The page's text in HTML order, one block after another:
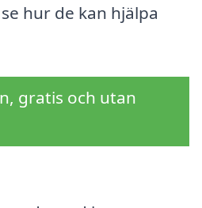
hur de kan hjälpa
gratis och utan